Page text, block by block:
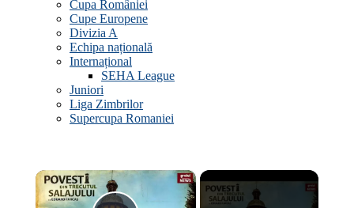
Cupa României
Cupe Europene
Divizia A
Echipa națională
Internațional
SEHA League
Juniori
Liga Zimbrilor
Supercupa Romaniei
×